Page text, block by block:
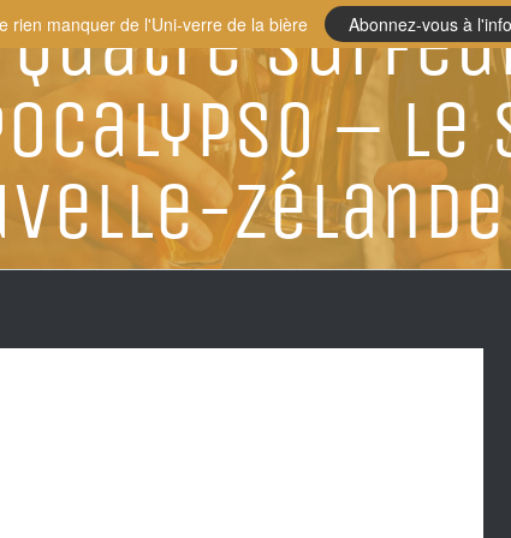
Quatre
–
Zélande
rien manquer de l'Uni-verre de la bière Abonnez-vous à